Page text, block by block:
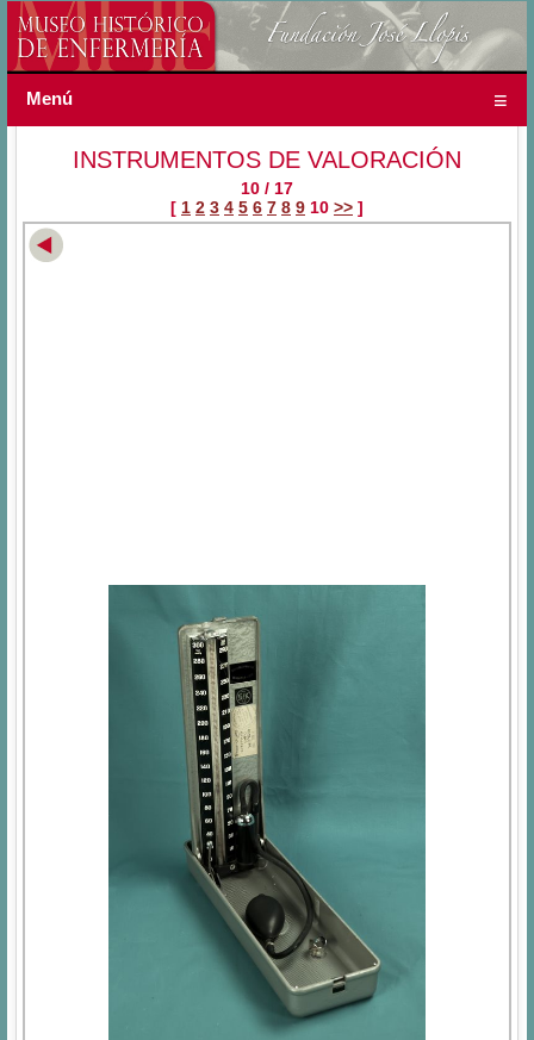
Menú
INSTRUMENTOS DE VALORACIÓN
10 / 17
[ 1 2 3 4 5 6 7 8 9 10 >> ]